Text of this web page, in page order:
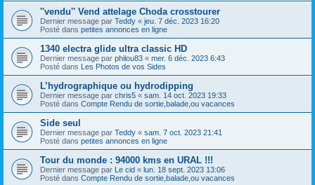
''vendu'' Vend attelage Choda crosstourer
Dernier message par Teddy « jeu. 7 déc. 2023 16:20
Posté dans petites annonces en ligne
1340 electra glide ultra classic HD
Dernier message par philou83 « mer. 6 déc. 2023 6:43
Posté dans Les Photos de vos Sides
L’hydrographique ou hydrodipping
Dernier message par chris5 « sam. 14 oct. 2023 19:33
Posté dans Compte Rendu de sortie,balade,ou vacances
Side seul
Dernier message par Teddy « sam. 7 oct. 2023 21:41
Posté dans petites annonces en ligne
Tour du monde : 94000 kms en URAL !!!
Dernier message par Le cid « lun. 18 sept. 2023 13:06
Posté dans Compte Rendu de sortie,balade,ou vacances